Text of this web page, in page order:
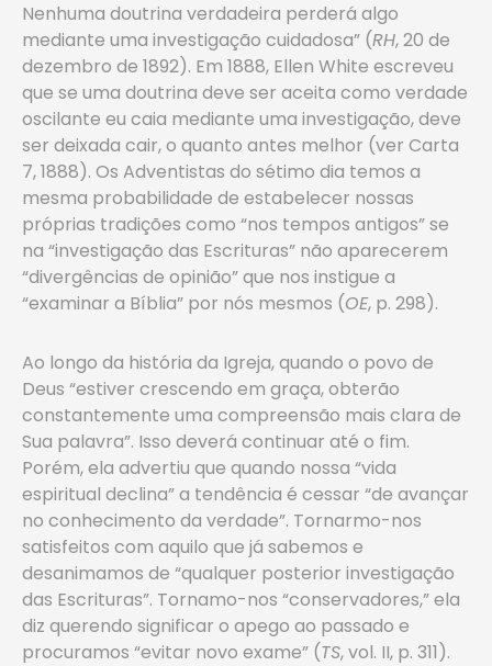
Nenhuma doutrina verdadeira perderá algo
mediante uma investigação cuidadosa” (RH, 20 de
dezembro de 1892). Em 1888, Ellen White escreveu
que se uma doutrina deve ser aceita como verdade
oscilante eu caia mediante uma investigação, deve
ser deixada cair, o quanto antes melhor (ver Carta
7, 1888). Os Adventistas do sétimo dia temos a
mesma probabilidade de estabelecer nossas
próprias tradições como “nos tempos antigos” se
na “investigação das Escrituras” não aparecerem
“divergências de opinião” que nos instigue a
“examinar a Bíblia” por nós mesmos (OE, p. 298).
Ao longo da história da Igreja, quando o povo de
Deus “estiver crescendo em graça, obterão
constantemente uma compreensão mais clara de
Sua palavra”. Isso deverá continuar até o fim.
Porém, ela advertiu que quando nossa “vida
espiritual declina” a tendência é cessar “de avançar
no conhecimento da verdade”. Tornarmo-nos
satisfeitos com aquilo que já sabemos e
desanimamos de “qualquer posterior investigação
das Escrituras”. Tornamo-nos “conservadores,” ela
diz querendo significar o apego ao passado e
procuramos “evitar novo exame” (TS, vol. II, p. 311).